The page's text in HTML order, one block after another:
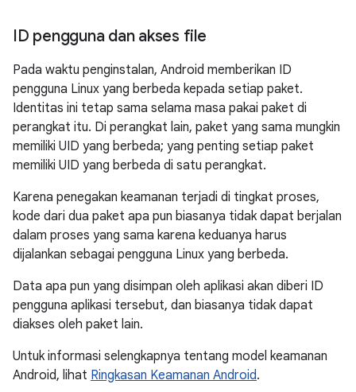
ID pengguna dan akses file
Pada waktu penginstalan, Android memberikan ID
pengguna Linux yang berbeda kepada setiap paket.
Identitas ini tetap sama selama masa pakai paket di
perangkat itu. Di perangkat lain, paket yang sama mungkin
memiliki UID yang berbeda; yang penting setiap paket
memiliki UID yang berbeda di satu perangkat.
Karena penegakan keamanan terjadi di tingkat proses,
kode dari dua paket apa pun biasanya tidak dapat berjalan
dalam proses yang sama karena keduanya harus
dijalankan sebagai pengguna Linux yang berbeda.
Data apa pun yang disimpan oleh aplikasi akan diberi ID
pengguna aplikasi tersebut, dan biasanya tidak dapat
diakses oleh paket lain.
Untuk informasi selengkapnya tentang model keamanan
Android, lihat Ringkasan Keamanan Android.